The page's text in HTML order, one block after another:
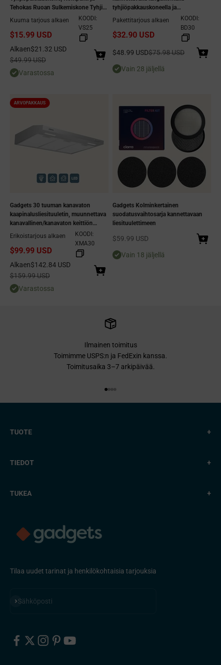
Tehokas Ruoan Sulkemiskone Tyhjiö-
ja Sulkemistilalla, Sulkemistila,
Ulkoinen Tyhjiötila, Sisältää 5 kpl
Tyhjiöpakkauspusseja
Kuuma tarjous alkaen
$15.99 USD
KOODI:
VS25
Alennushinta
Alkaen$21.32 USD
Normaali hinta
$49.99 USD
Varastossa
tyhjiöpakkauskoneella ja
uudelleenkäytettävällä BPA:lla -
vapaat tyhjiöpakkauspussit ruoan
säilytykseen, sous vide -
kypsennykseen, aterioiden
valmisteluun, mikroaaltouunin
Pakettitarjous alkaen
$32.90 USD
KOODI:
BD30
Alennushinta
$48.99 USDNormaali hinta
$75.98 USD
Vain 28 jäljellä
ARVOPAKKAUS
Gadgets 30 tuuman kanavaton
kaapinalusliesituuletin, muunnettava
kanavallinen/kanavaton keittiön
liesituuletin, kapea 3-nopeuksinen
poistopuhallin LED-valoilla ja
verkkosuodattimilla – hopea
Erikoistarjous alkaen
$99.99 USD
KOODI:
XMA30
Alennushinta
Alkaen$142.84 USD
Normaali hinta
$159.99 USD
Varastossa
Gadgets Kolminkertainen
suodatusvaihtosarja kannettavaan
liesituulettimeen
Alennushinta
$59.99 USD
Vain 18 jäljellä
Ilmainen toimitus
Toimimme USPS:n ja FedExin kanssa.
Toimitusaika 3–7 arkipäivää.
TUOTE +
TIEDOT +
TUKEA +
Tilaa uudet tarinat ja henkilökohtaisia ​​tarjouksia
Sähköposti
Tilaa